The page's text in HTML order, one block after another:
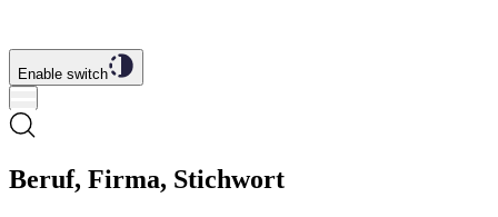
Enable switch
Beruf, Firma, Stichwort